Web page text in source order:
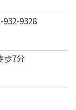
9328
歩7分